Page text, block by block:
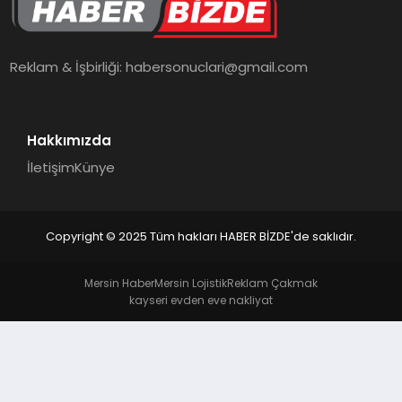
TEKNOLOJI
Reklam & İşbirliği:habersonuclari@gmail.com
Hakkımızda
İletişimKünye
Copyright © 2025 Tüm hakları HABER BİZDE'de saklıdır.
Mersin HaberMersin LojistikReklam Çakmak
kayseri evden eve nakliyat